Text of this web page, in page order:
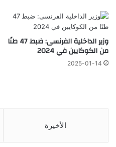
وزير الداخلية الفرنسى: ضبط 47 طنًا
من الكوكايين في 2024
2025-01-14
الأخيرة